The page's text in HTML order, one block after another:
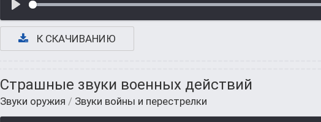
К СКАЧИВАНИЮ
Страшные звуки военных действий
Звуки оружия / Звуки войны и перестрелки